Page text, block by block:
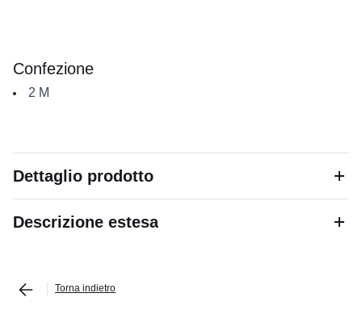
Confezione
2 M
Dettaglio prodotto
Descrizione estesa
Torna indietro